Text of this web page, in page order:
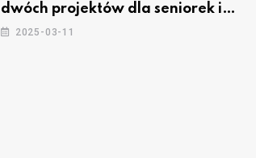
dwóch projektów dla seniorek i
seniorów
2025-03-11